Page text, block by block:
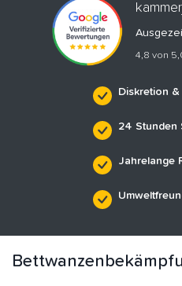
4,8 von
Diskretion
24 Stunden
Jahrelange